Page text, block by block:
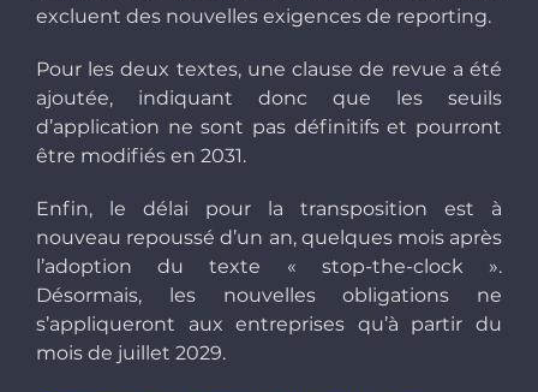
excluent des nouvelles exigences de reporting.
Pour les deux textes, une clause de revue a été
ajoutée, indiquant donc que les seuils
d’application ne sont pas définitifs et pourront
être modifiés en 2031.
Enfin, le délai pour la transposition est à
nouveau repoussé d’un an, quelques mois après
l’adoption du texte « stop-the-clock ».
Désormais, les nouvelles obligations ne
s’appliqueront aux entreprises qu’à partir du
mois de juillet 2029.